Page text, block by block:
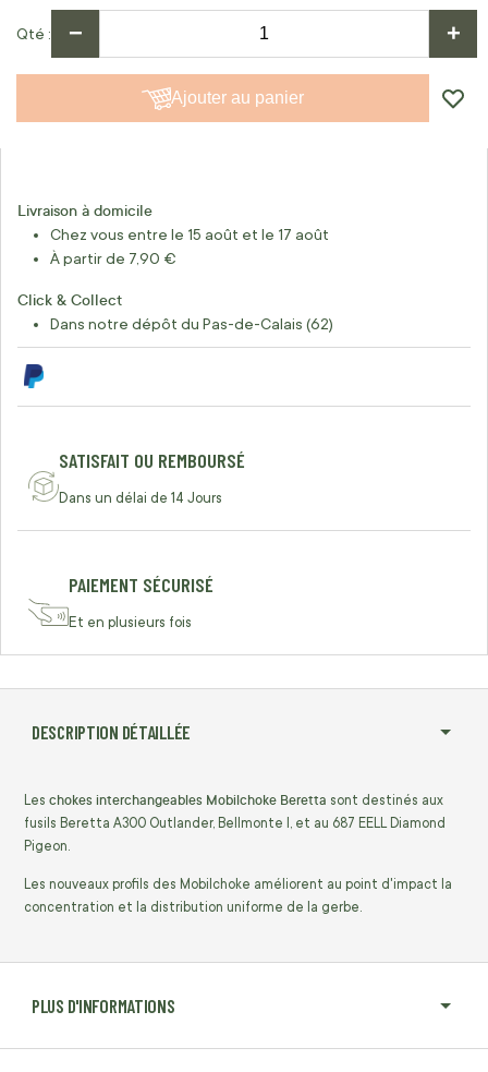
Qté − +
Ajouter au panier
Livraison à domicile
Chez vous entre le 15 août et le 17 août
À partir de 7,90 €
Click & Collect
Dans notre dépôt du Pas-de-Calais (62)
SATISFAIT OU REMBOURSÉ
Dans un délai de 14 Jours
PAIEMENT SÉCURISÉ
Et en plusieurs fois
DESCRIPTION DÉTAILLÉE
PLUS D'INFORMATIONS
Les chokes interchangeables Mobilchoke Beretta sont destinés aux
fusils Beretta A300 Outlander, Bellmonte I, et au 687 EELL Diamond
Pigeon.
Les nouveaux profils des Mobilchoke améliorent au point d'impact la
concentration et la distribution uniforme de la gerbe.